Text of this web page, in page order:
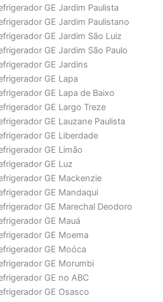
GE Jardim Paulista
GE Jardim Paulistano
GE Jardim São Luiz
GE Jardim São Paulo
GE Jardins
GE Lapa
GE Lapa de Baixo
GE Largo Treze
GE Lauzane Paulista
GE Liberdade
GE Limão
GE Luz
GE Mackenzie
GE Mandaqui
GE Marechal Deodoro
GE Mauá
GE Moema
GE Moóca
GE Morumbi
GE no ABC
GE Osasco